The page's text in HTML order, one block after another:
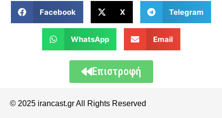
Facebook X Telegram
WhatsApp Email
Επιστροφή
© 2025 irancast.gr All Rights Reserved